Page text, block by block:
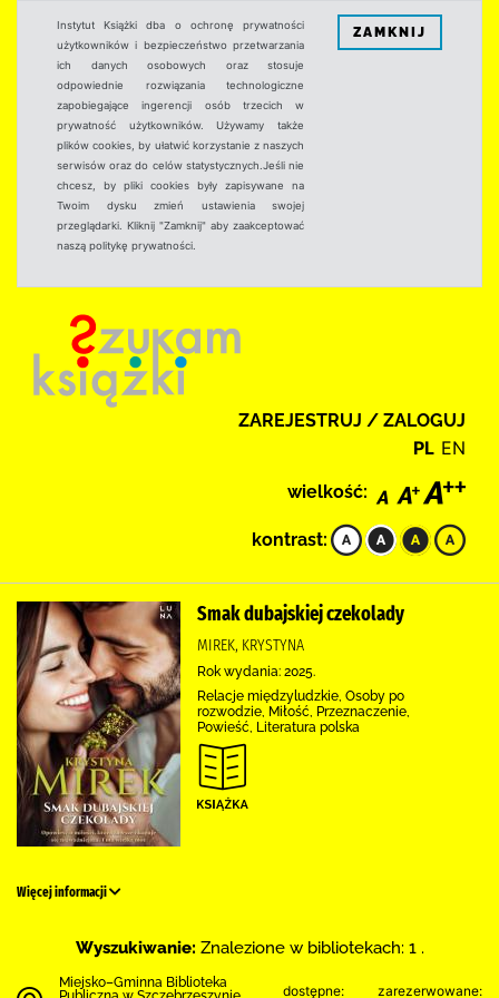
Instytut Książki dba o ochronę prywatności
użytkowników i bezpieczeństwo przetwarzania
ich danych osobowych oraz stosuje
odpowiednie rozwiązania technologiczne
zapobiegające ingerencji osób trzecich w
prywatność użytkowników. Używamy także
plików cookies, by ułatwić korzystanie z naszych
serwisów oraz do celów statystycznych.Jeśli nie
chcesz, by pliki cookies były zapisywane na
Twoim dysku zmień ustawienia swojej
przeglądarki. Kliknij "Zamknij" aby zaakceptować
naszą politykę prywatności.
ZAMKNIJ
ZAREJESTRUJ / ZALOGUJ
PL EN
wielkość:
kontrast:
Smak dubajskiej czekolady
MIREK, KRYSTYNA
Rok wydania: 2025.
Relacje międzyludzkie, Osoby po
rozwodzie, Miłość, Przeznaczenie,
Powieść, Literatura polska
Więcej informacji
Wyszukiwanie: Znalezione w bibliotekach: 1 .
Miejsko–Gminna Biblioteka
dostępne: zarezerwowane: